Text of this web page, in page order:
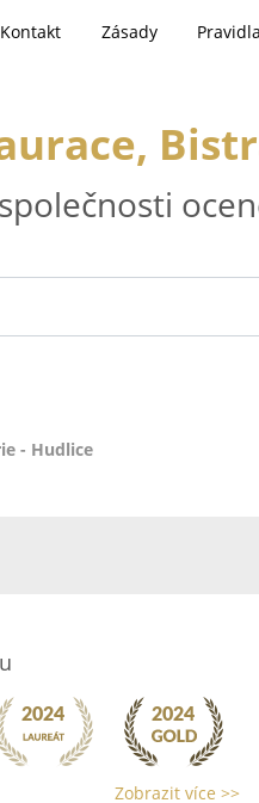
Kontakt Zásady Pravidla
- Hudlice
Zobrazit více >>